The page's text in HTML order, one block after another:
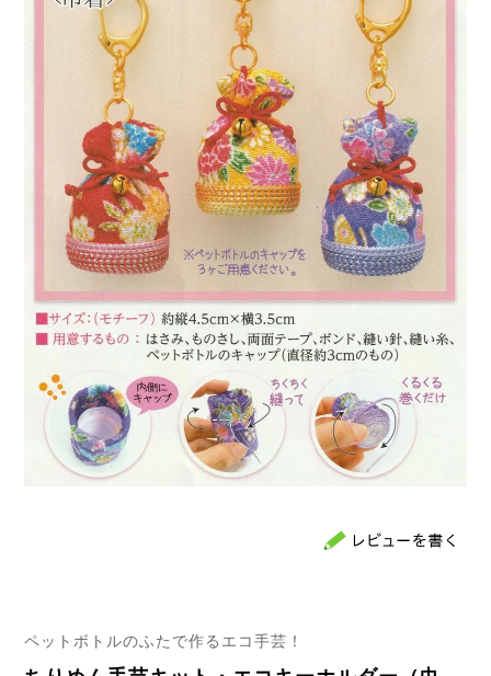
ペットボトルのふたで作るエコ手芸！